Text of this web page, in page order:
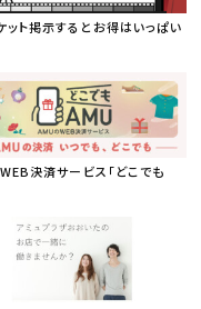
ット掲示するとお得はいっぱい
決済サービス「どこでも